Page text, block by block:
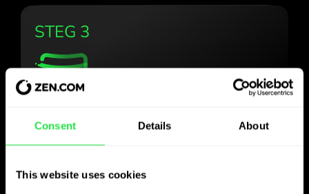
Consent Details About
This website uses cookies
STEG 3
Bruk den valgte
valutaen
som du vil